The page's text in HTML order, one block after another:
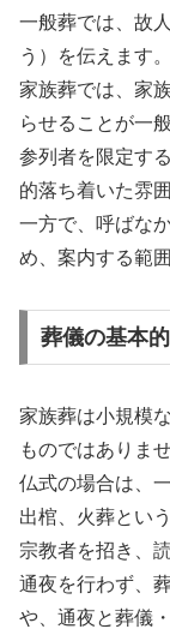
一般葬では、故
う）を伝えます。
家族葬では、家
らせることが一
参列者を限定す
的落ち着いた雰
一方で、呼ばな
め、案内する範
葬儀の基本
家族葬は小規模
ものではありませ
仏式の場合は、
出棺、火葬とい
宗教者を招き、
通夜を行わず、
や、通夜と葬儀